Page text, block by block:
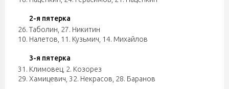
2-я пятерка
26. Таболин 27. Никитин
10. Налетов 11. Кузьмич 14. Михайлов
3-я пятерка
31. Климовец 2. Козорез
29. Хамицевич 32. Некрасов 28. Баранов